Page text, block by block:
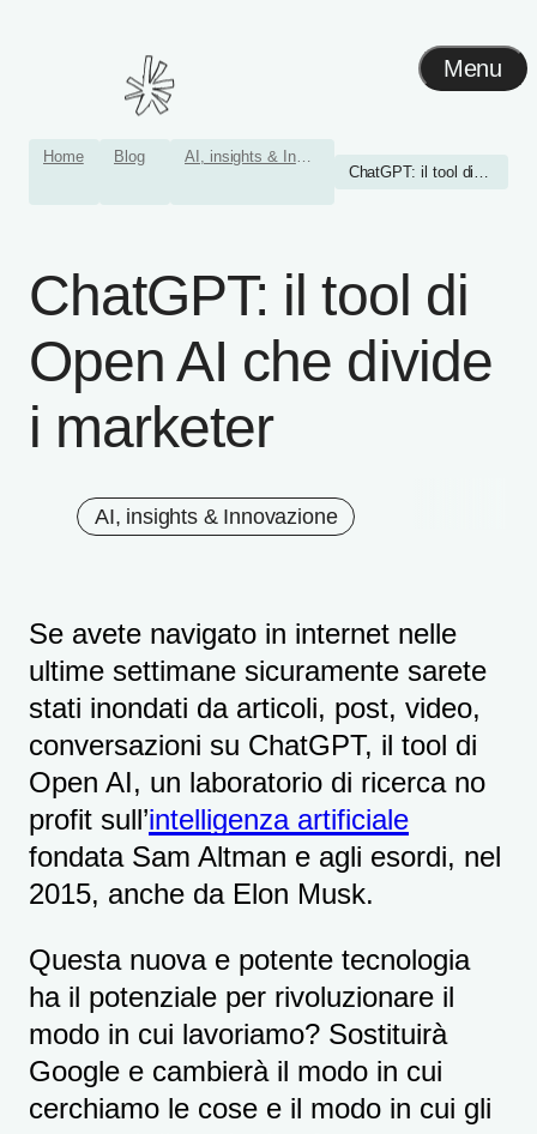
Menu
Home Blog
AI, insights & Innovazione
ChatGPT: il tool di Open A...
ChatGPT: il tool di
Open AI che divide
i marketer
AI, insights & Innovazione
Se avete navigato in internet nelle
ultime settimane sicuramente sarete
stati inondati da articoli, post, video,
conversazioni su ChatGPT, il tool di
Open AI, un laboratorio di ricerca no
profit sull’intelligenza artificiale
fondata Sam Altman e agli esordi, nel
2015, anche da Elon Musk.
Questa nuova e potente tecnologia
ha il potenziale per rivoluzionare il
modo in cui lavoriamo? Sostituirà
Google e cambierà il modo in cui
cerchiamo le cose e il modo in cui gli